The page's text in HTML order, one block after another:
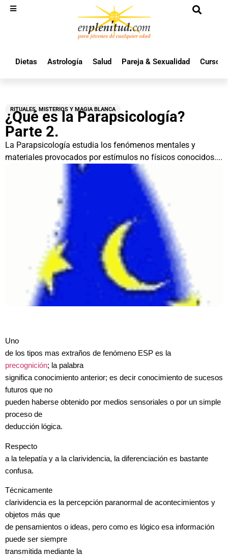
Dietas Astrología Salud Pareja & Sexualidad Cursos
RITUALES, MISTERIOS Y MAGIA BLANCA
¿Qué es la Parapsicología?
Parte 2.
La Parapsicología estudia los fenómenos mentales y
materiales provocados por estímulos no físicos conocidos....
Uno
de los tipos mas extraños de fenómeno ESP es la
precognición; la palabra
significa conocimiento anterior; es decir conocimiento de sucesos
futuros que no
pueden haberse obtenido por medios sensoriales o por un simple
proceso de
deducción lógica.
Respecto
a la telepatía y a la clarividencia, la diferenciación es bastante
confusa.
Técnicamente
clarividencia es la percepción paranormal de acontecimientos y
objetos más que
de pensamientos o ideas, pero como es lógico esa información
puede ser siempre
transmitida mediante la